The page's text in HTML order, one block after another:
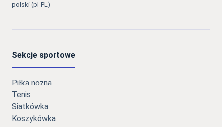
polski (pl-PL)
Sekcje sportowe
Piłka nożna
Tenis
Siatkówka
Koszykówka